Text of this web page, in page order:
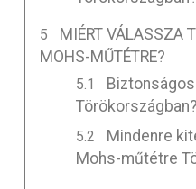
MIÉRT VÁLASSZA
MOHS-MŰTÉTRE?
Törökországban?
Mindenre
Mohs-műtétre